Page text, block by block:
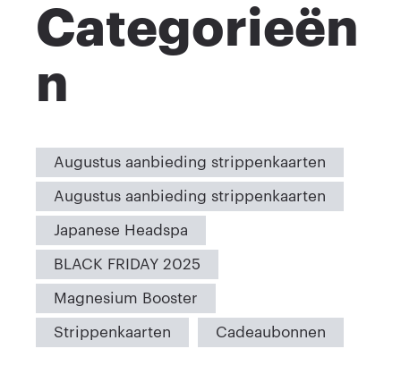
Categorieën
n
Augustus aanbieding strippenkaarten
Augustus aanbieding strippenkaarten
Japanese Headspa
BLACK FRIDAY 2025
Magnesium Booster
Strippenkaarten Cadeaubonnen